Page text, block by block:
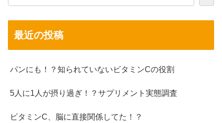
最近の投稿
パンにも！？知られていないビタミンCの役割
5人に1人が摂り過ぎ！？サプリメント実態調査
ビタミンC、脳に直接関係してた！？